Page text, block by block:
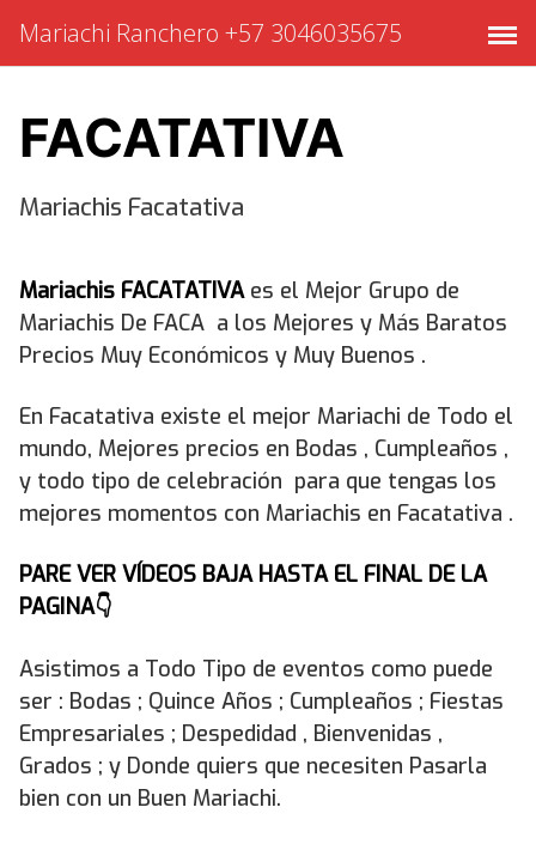
contenido
Mariachi Ranchero +57 3046035675
FACATATIVA
Mariachis Facatativa
Mariachis FACATATIVA es el Mejor Grupo de
Mariachis De FACA a los Mejores y Más Baratos
Precios Muy Económicos y Muy Buenos .
En Facatativa existe el mejor Mariachi de Todo el
mundo, Mejores precios en Bodas , Cumpleaños ,
y todo tipo de celebración para que tengas los
mejores momentos con Mariachis en Facatativa .
PARE VER VÍDEOS BAJA HASTA EL FINAL DE LA
PAGINA👇
Asistimos a Todo Tipo de eventos como puede
ser : Bodas ; Quince Años ; Cumpleaños ; Fiestas
Empresariales ; Despedidad , Bienvenidas ,
Grados ; y Donde quiers que necesiten Pasarla
bien con un Buen Mariachi.